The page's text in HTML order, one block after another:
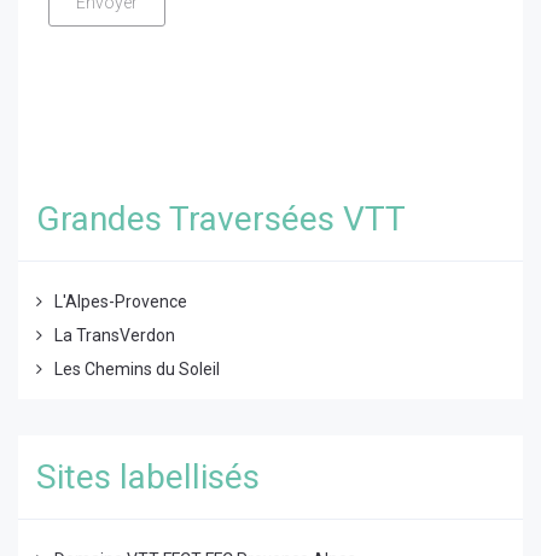
Grandes Traversées VTT
L'Alpes-Provence
La TransVerdon
Les Chemins du Soleil
Sites labellisés